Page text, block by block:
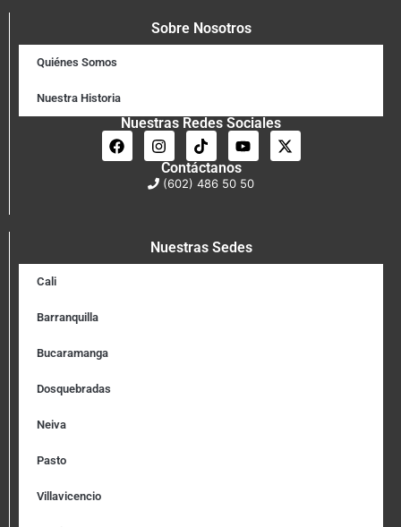
Sobre Nosotros
Quiénes Somos
Nuestra Historia
Nuestras Redes Sociales
Contáctanos
(602) 486 50 50
Nuestras Sedes
Cali
Barranquilla
Bucaramanga
Dosquebradas
Neiva
Pasto
Villavicencio